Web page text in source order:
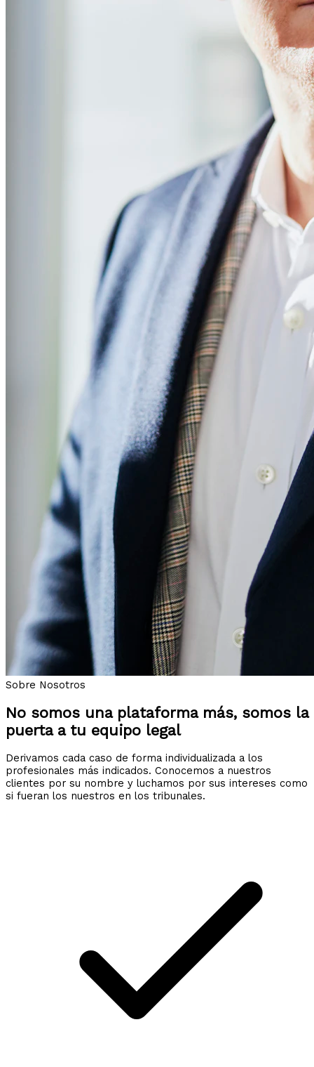
Sobre Nosotros
No somos una plataforma más, somos la
puerta a tu equipo legal
Derivamos cada caso de forma individualizada a los
profesionales más indicados. Conocemos a nuestros
clientes por su nombre y luchamos por sus intereses como
si fueran los nuestros en los tribunales.